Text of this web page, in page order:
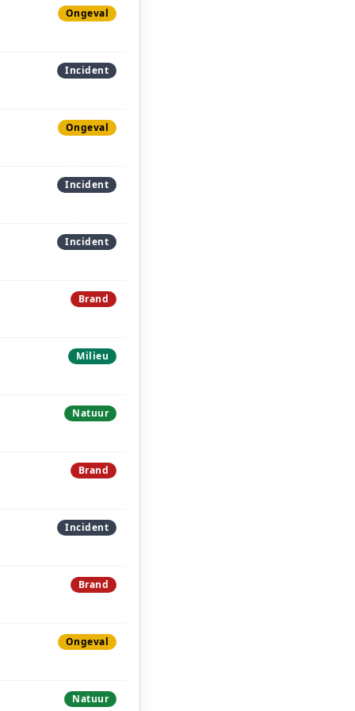
Ongeval
Incident
Ongeval
Incident
Incident
Brand
Milieu
Natuur
Brand
Incident
Brand
Ongeval
Natuur